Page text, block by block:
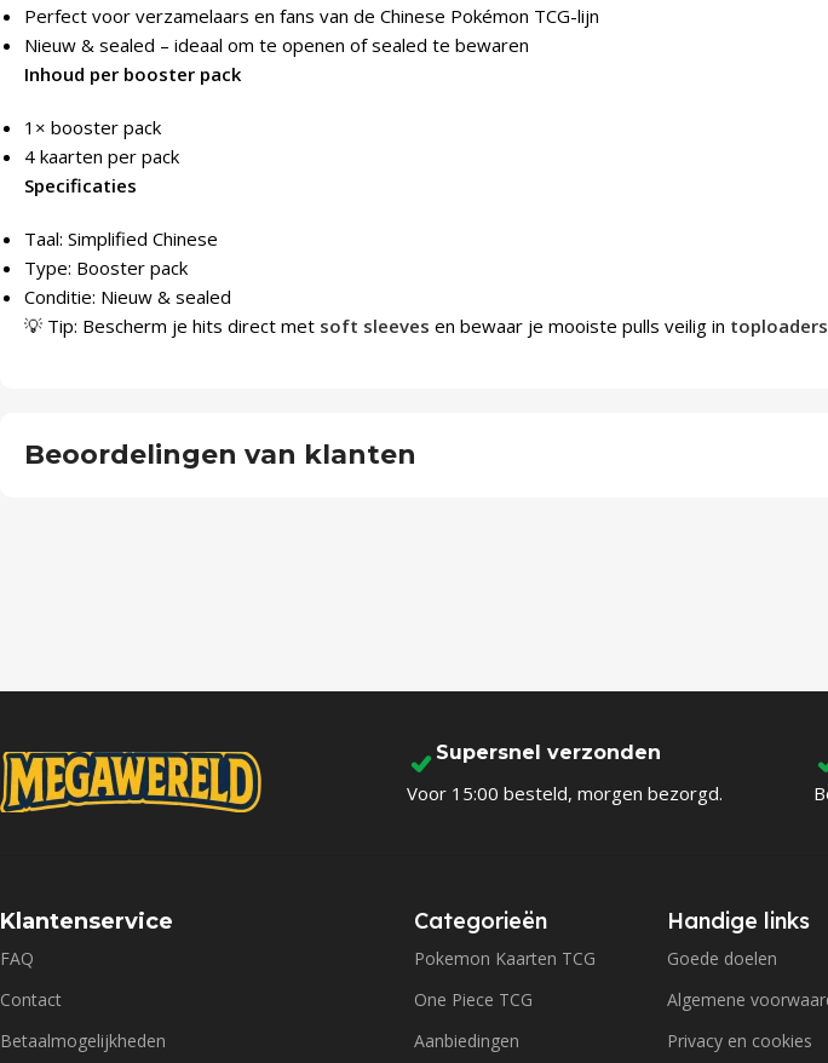
Perfect voor verzamelaars en fans van de Chinese Pokémon TCG-lijn
Nieuw & sealed – ideaal om te openen of sealed te bewaren
Inhoud per booster pack
1× booster pack
4 kaarten per pack
Specificaties
Taal: Simplified Chinese
Type: Booster pack
Conditie: Nieuw & sealed
💡 Tip: Bescherm je hits direct met soft sleeves en bewaar je mooiste pulls veilig in toploaders
Beoordelingen van klanten
Supersnel verzonden
Voor 15:00 besteld, morgen bezorgd.
Klantenservice
FAQ
Contact
Betaalmogelijkheden
Categorieën
Pokemon Kaarten TCG
One Piece TCG
Aanbiedingen
Handige links
Goede doelen
Algemene
Privacy en cookies